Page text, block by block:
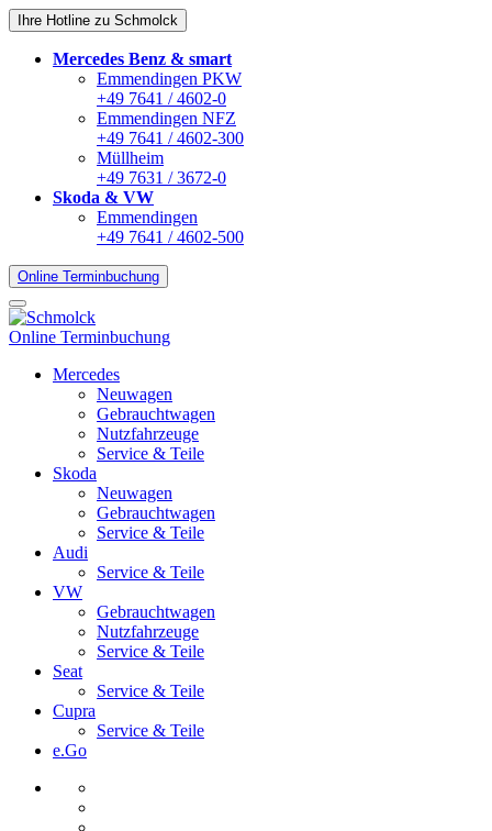
Ihre Hotline zu Schmolck
Mercedes Benz & smart
Emmendingen PKW
+49 7641 / 4602-0
Emmendingen NFZ
+49 7641 / 4602-300
Müllheim
+49 7631 / 3672-0
Skoda & VW
Emmendingen
+49 7641 / 4602-500
Online Terminbuchung
Online Terminbuchung
Mercedes
Neuwagen
Gebrauchtwagen
Nutzfahrzeuge
Service & Teile
Skoda
Neuwagen
Gebrauchtwagen
Service & Teile
Audi
Service & Teile
VW
Gebrauchtwagen
Nutzfahrzeuge
Service & Teile
Seat
Service & Teile
Cupra
Service & Teile
e.Go